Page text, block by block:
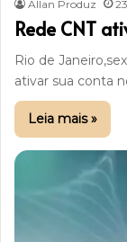
Allan Produz
Rede CNT
Rio de
ativar sua conta
Leia mais »